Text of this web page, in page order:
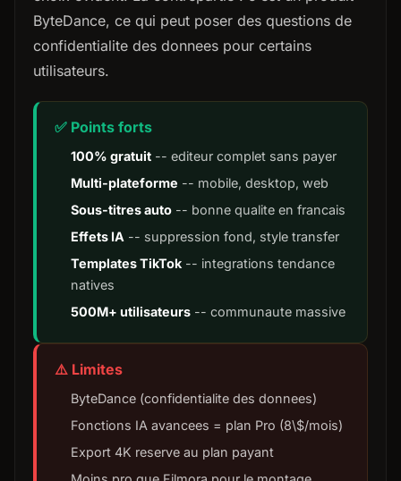
ByteDance, ce qui peut poser des questions de
confidentialite des donnees pour certains
utilisateurs.
✅ Points forts
100% gratuit -- editeur complet sans payer
Multi-plateforme -- mobile, desktop, web
Sous-titres auto -- bonne qualite en francais
Effets IA -- suppression fond, style transfer
Templates TikTok -- integrations tendance
natives
500M+ utilisateurs -- communaute massive
⚠️ Limites
ByteDance (confidentialite des donnees)
Fonctions IA avancees = plan Pro (8\$/mois)
Export 4K reserve au plan payant